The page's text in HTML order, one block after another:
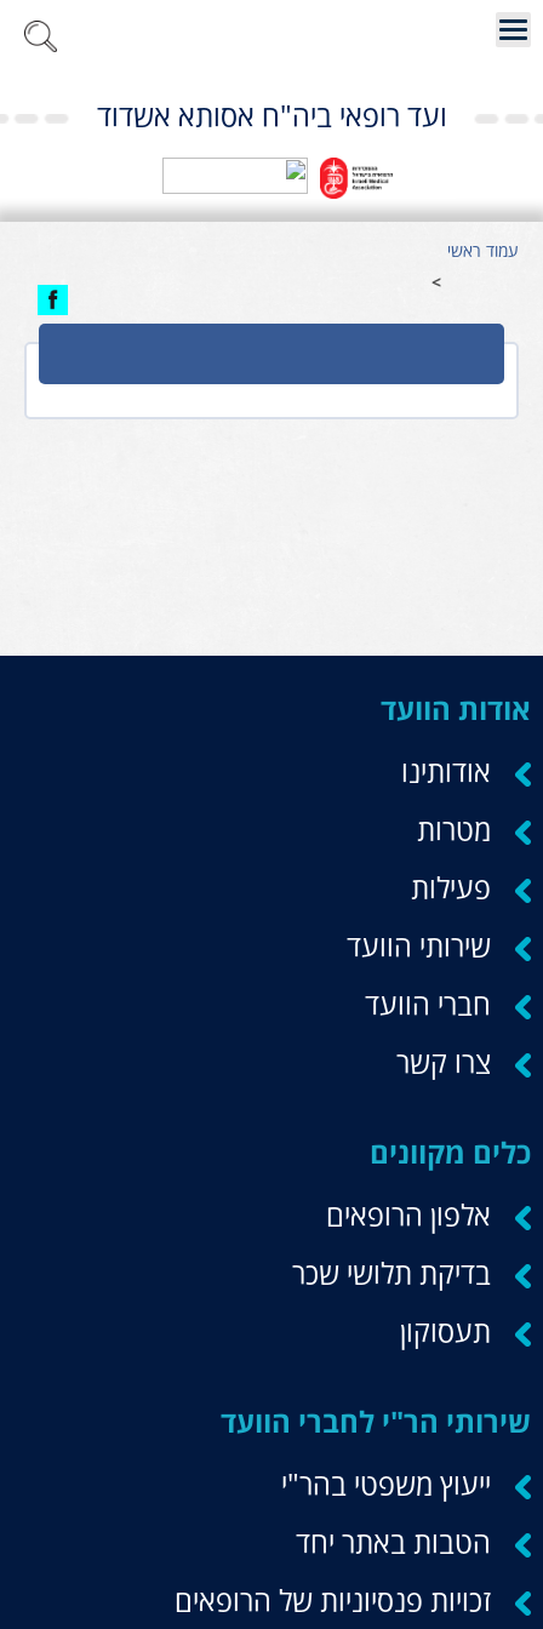
ועד רופאי ביה"ח אסותא אשדוד
עמוד ראשי
אודות הוועד
אודותינו
מטרות
פעילות
שירותי הוועד
חברי הוועד
צרו קשר
כלים מקוונים
אלפון הרופאים
בדיקת תלושי שכר
תעסוקון
שירותי הר"י לחברי הוועד
ייעוץ משפטי בהר"י
הטבות באתר יחד
זכויות פנסיוניות של הרופאים